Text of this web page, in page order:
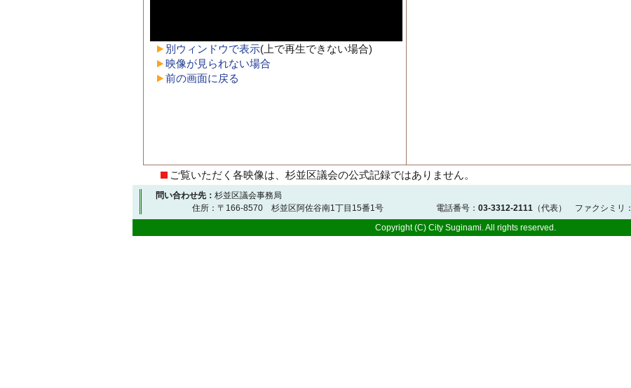
別ウィンドウで表示(上で再生できない場合)
映像が見られない場合
前の画面に戻る
ご覧いただく各映像は、杉並区議会の公式記録ではありません。
問い合わせ先： 杉並区議会事務局
住所：〒166-8570 杉並区阿佐谷南1丁目15番1号 電話番号： 03-3312-2111 （代表） ファクシミリ：
Copyright (C) City Suginami. All rights reserved.